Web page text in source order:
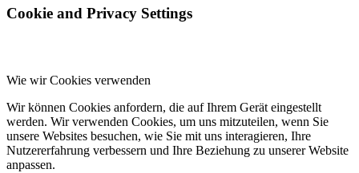
Cookie and Privacy Settings
Wie wir Cookies verwenden
Wir können Cookies anfordern, die auf Ihrem Gerät eingestellt
werden. Wir verwenden Cookies, um uns mitzuteilen, wenn Sie
unsere Websites besuchen, wie Sie mit uns interagieren, Ihre
Nutzererfahrung verbessern und Ihre Beziehung zu unserer Website
anpassen.